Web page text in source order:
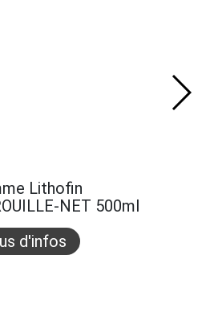
Lithofin
NET 500ml
d'infos